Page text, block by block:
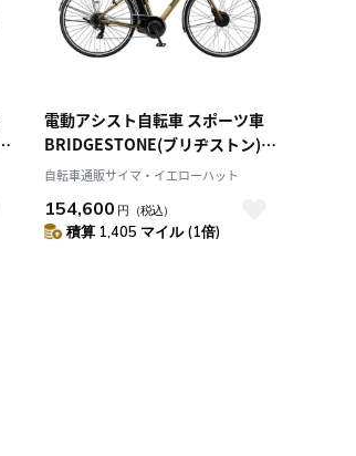
電動アシスト自転車 スポーツ車
BRIDGESTONE(ブリヂストン)
カゴ付きTB1e T.Xランドベージ
TB7B45
自転車通販サイマ・イエローハット
154,600 円 （税込）
積算 1,405 マイル (1倍)